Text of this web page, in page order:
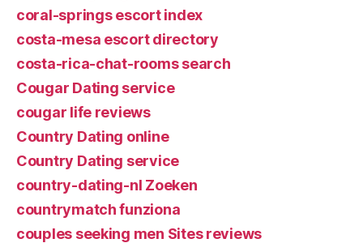
coral-springs escort index
costa-mesa escort directory
costa-rica-chat-rooms search
Cougar Dating service
cougar life reviews
Country Dating online
Country Dating service
country-dating-nl Zoeken
countrymatch funziona
couples seeking men Sites reviews